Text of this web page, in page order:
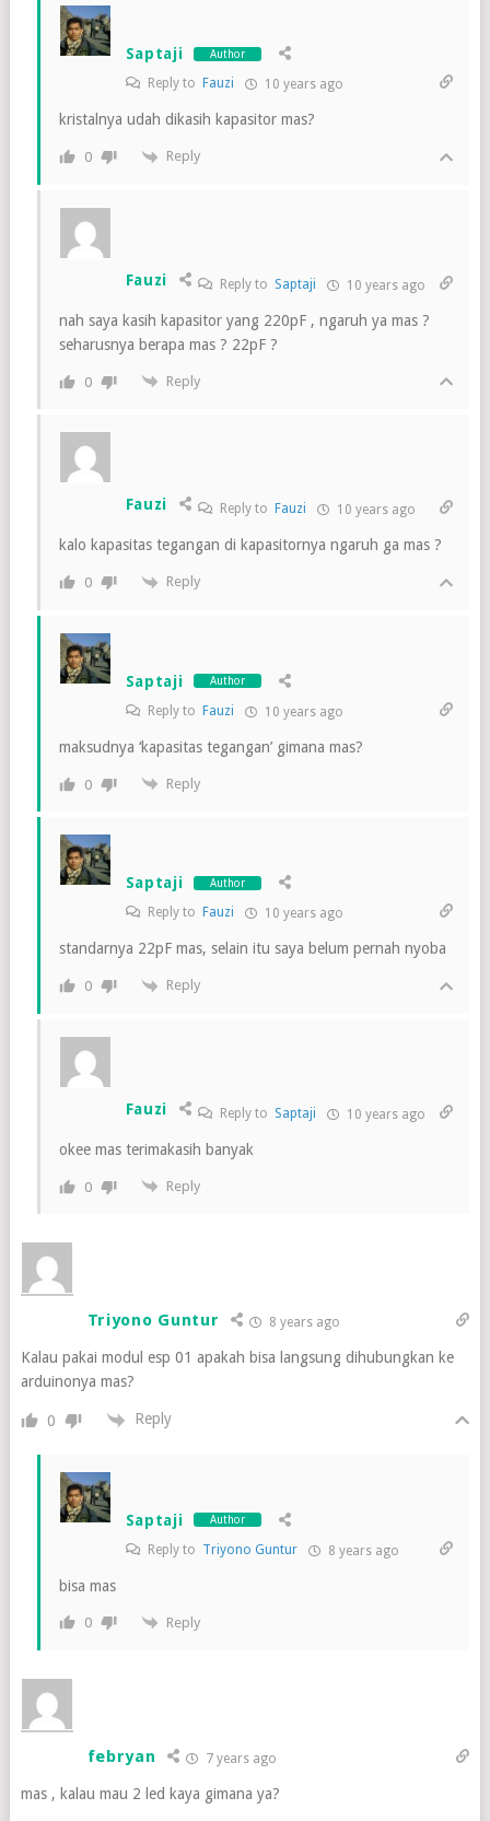
Saptaji Author
Reply to Fauzi 10 years ago
kristalnya udah dikasih kapasitor mas?
0 Reply
Fauzi Reply to Saptaji 10 years ago
nah saya kasih kapasitor yang 220pF , ngaruh ya mas ?
seharusnya berapa mas ? 22pF ?
0 Reply
Fauzi Reply to Fauzi 10 years ago
kalo kapasitas tegangan di kapasitornya ngaruh ga mas ?
0 Reply
Saptaji Author
Reply to Fauzi 10 years ago
maksudnya ‘kapasitas tegangan’ gimana mas?
0 Reply
Saptaji Author
Reply to Fauzi 10 years ago
standarnya 22pF mas, selain itu saya belum pernah nyoba
0 Reply
Fauzi Reply to Saptaji 10 years ago
okee mas terimakasih banyak
0 Reply
Triyono Guntur 8 years ago
Kalau pakai modul esp 01 apakah bisa langsung dihubungkan ke
arduinonya mas?
0 Reply
Saptaji Author
Reply to Triyono Guntur 8 years ago
bisa mas
0 Reply
febryan 7 years ago
mas , kalau mau 2 led kaya gimana ya?